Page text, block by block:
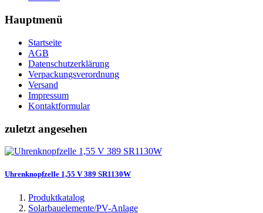
Hauptmenü
Startseite
AGB
Datenschutzerklärung
Verpackungsverordnung
Versand
Impressum
Kontaktformular
zuletzt angesehen
Uhrenknopfzelle 1,55 V 389 SR1130W
Produktkatalog
Solarbauelemente/PV-Anlage